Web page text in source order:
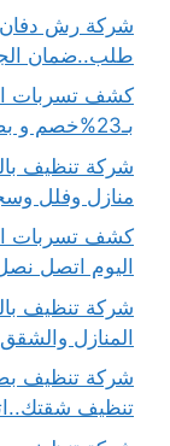
طلب..ضمان
كشف تسربات
بـ23%خصم و بضمان الجودة100% اتصل الان
منازل وفلل
اليوم اتصل
المنازل
تنظيف